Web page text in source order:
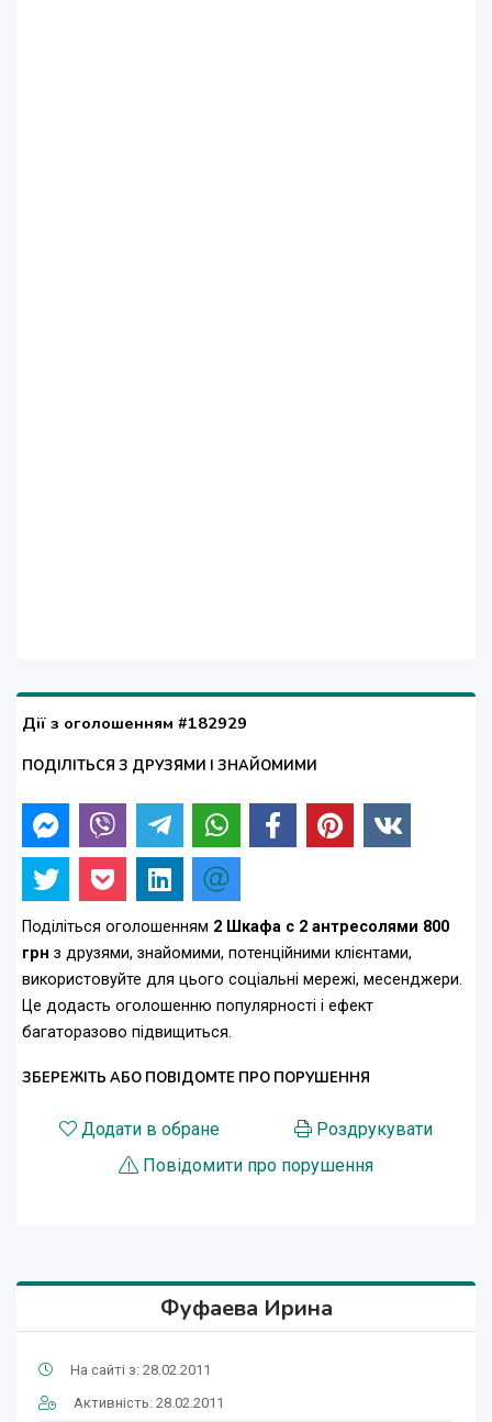
Дії з оголошенням #182929
ПОДІЛІТЬСЯ З ДРУЗЯМИ І ЗНАЙОМИМИ
Поділіться оголошенням 2 Шкафа с 2 антресолями 800
грн з друзями, знайомими, потенційними клієнтами,
використовуйте для цього соціальні мережі, месенджери.
Це додасть оголошенню популярності і ефект
багаторазово підвищиться.
ЗБЕРЕЖІТЬ АБО ПОВІДОМТЕ ПРО ПОРУШЕННЯ
Додати в обране
Роздрукувати
Повідомити про порушення
Фуфаева Ирина
На сайті з: 28.02.2011
Активність: 28.02.2011